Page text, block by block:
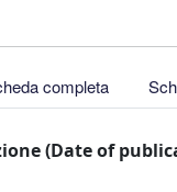
completa
(Date of